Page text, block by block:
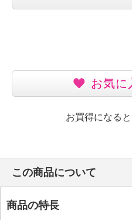
お気に
お買得になる
この商品について
商品の特長